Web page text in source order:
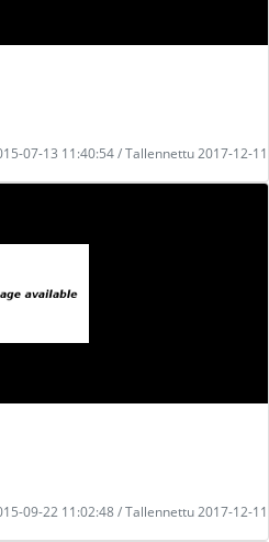
07-13 11:40:54 / Tallennettu 2017-12-11
09-22 11:02:48 / Tallennettu 2017-12-11